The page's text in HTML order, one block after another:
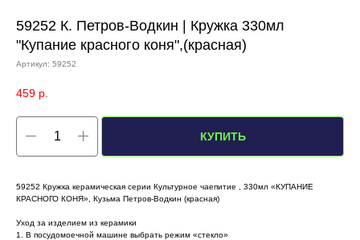
59252 К. Петров-Водкин | Кружка 330мл
"Купание красного коня",(красная)
Артикул: 59252
459 р.
КУПИТЬ
59252 Кружка керамическая серии Культурное чаепитие , 330мл «КУПАНИЕ
КРАСНОГО КОНЯ», Кузьма Петров-Водкин (красная)
Уход за изделием из керамики
1. В посудомоечной машине выбрать режим «стекло»